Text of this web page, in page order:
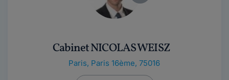
Cabinet NICOLAS WEISZ
Paris, Paris 16ème, 75016